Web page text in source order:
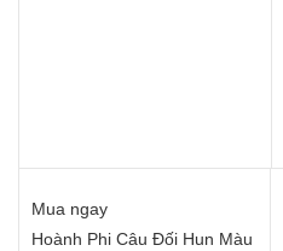
Mua ngay
Hoành Phi Câu Đối Hun Màu